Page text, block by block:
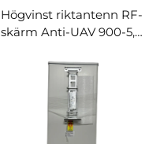
Högvinst riktantenn RF-
skärm Anti-UAV 900-5,8
signalblocker
frekvensdetektering